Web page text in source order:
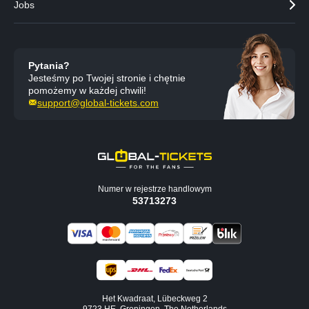
Jobs
Pytania?
Jesteśmy po Twojej stronie i chętnie
pomożemy w każdej chwili!
support@global-tickets.com
Numer w rejestrze handlowym
53713273
Het Kwadraat, Lübeckweg 2